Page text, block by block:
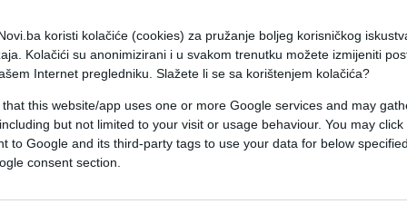
koristi kolačiće (cookies) za pružanje boljeg korisničkog
Kolačići su anonimizirani i u svakom trenutku možete izmijeniti
Internet pregledniku. Slažete li se sa korištenjem kolačića?
that this website/app uses one or more Google services and may
but not limited to your visit or usage behaviour. You may
to Google and its third-party tags to use your data for below
consent section.
čena bijelog luka, stavite ih na pamučnu krpu,
tri sata, pa se preporučuje da ovaj
dana ćete zaboraviti na bol u potpunosti.